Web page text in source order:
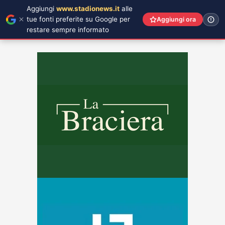
Aggiungi www.stadionews.it alle
tue fonti preferite su Google per
restare sempre informato
Aggiungi ora